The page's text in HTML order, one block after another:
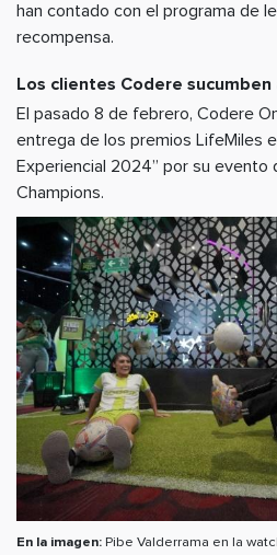
han contado con el programa de
recompensa.
Los clientes Codere sucumben
El pasado 8 de febrero, Codere
entrega de los premios LifeMiles
Experiencial 2024” por su evento
Champions.
En la imagen: Pibe Valderrama en la